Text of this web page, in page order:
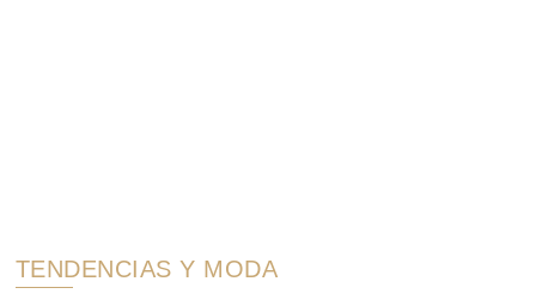
TENDENCIAS Y MODA